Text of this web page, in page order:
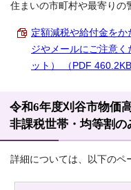
住まいの市町村や最寄りの
定額減税や給付金を
ジやメールにご注意
ット） （PDF 460.2KB
令和6年度刈谷市物価
非課税世帯・均等割の
詳細については、以下のペ